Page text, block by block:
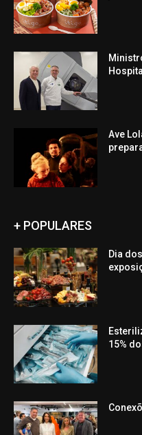
Ave
+ POPULARES
Dia
15%